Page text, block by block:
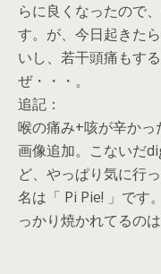
らに良くなったので
す。が、今日起きた
いし、若干頭痛もす
ぜ・・・。
追記：
喉の痛み+咳が辛かっ
画像追加。こないだ
ど、やっぱり気に行
名は「 Pi Pie! 」です
っかり焼かれてるの